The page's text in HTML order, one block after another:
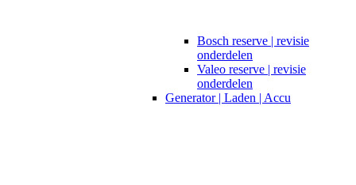
Bosch reserve | revisie
onderdelen
Valeo reserve | revisie
onderdelen
Generator | Laden | Accu